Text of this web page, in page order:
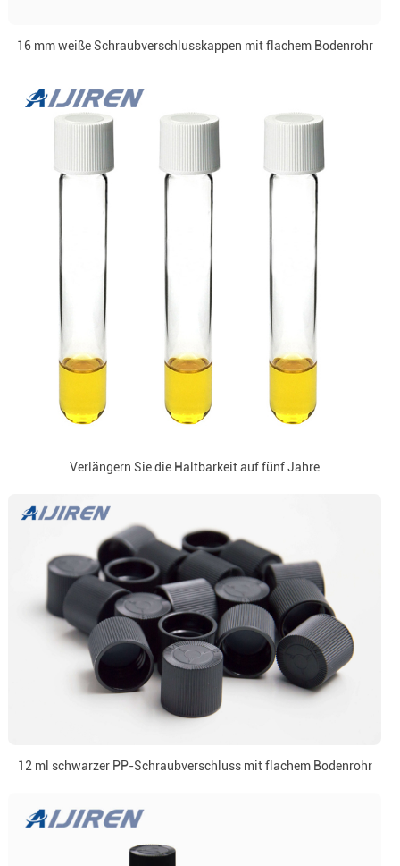
16 mm weiße Schraubverschlusskappen mit flachem Bodenrohr
Verlängern Sie die Haltbarkeit auf fünf Jahre
12 ml schwarzer PP-Schraubverschluss mit flachem Bodenrohr